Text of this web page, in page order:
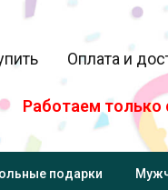
Оплата и
Работаем
подарки